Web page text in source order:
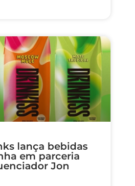
lança bebidas
em parceria
Jon